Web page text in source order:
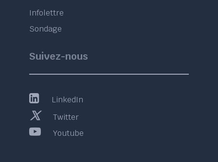
Infolettre
Sondage
Suivez-nous
LinkedIn
Twitter
Youtube